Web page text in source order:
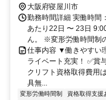
大阪府寝屋川市
勤務時間詳細 実働時間
あたり22日 〜 23日
ん。 ※変形労働時間制
仕事内容 ▼働きやすい
ライベート充実！ ✅賞
クリフト資格取得費用
具無...
変形労働時間制 資格取得支援